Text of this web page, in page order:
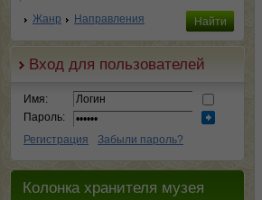
Жанр Направления
Вход для пользователей
Имя:
Пароль:
Регистрация
Забыли пароль?
Колонка хранителя музея